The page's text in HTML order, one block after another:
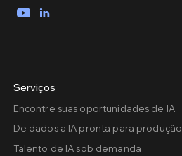
YouTubeLinkedIn
Serviços
Encontre suas oportunidades de IA
De dados a IA pronta para produção
Talento de IA sob demanda